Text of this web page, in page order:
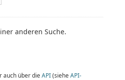
anderen Suche.
auch über die API(siehe API-